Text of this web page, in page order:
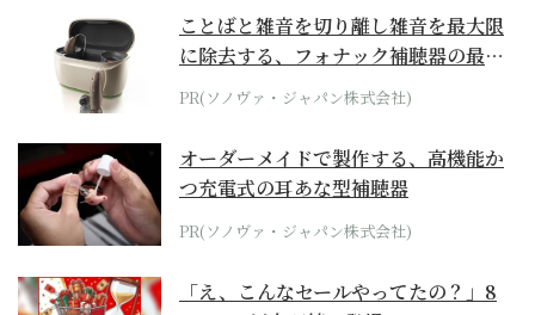
ことばと雑音を切り離し雑音を最大限
に除去する、フォナック補聴器の最上
位モデル
PR(ソノヴァ・ジャパン株式会社)
オーダーメイドで製作する、高機能か
つ充電式の耳あな型補聴器
PR(ソノヴァ・ジャパン株式会社)
「え、こんなセールやってたの？」8